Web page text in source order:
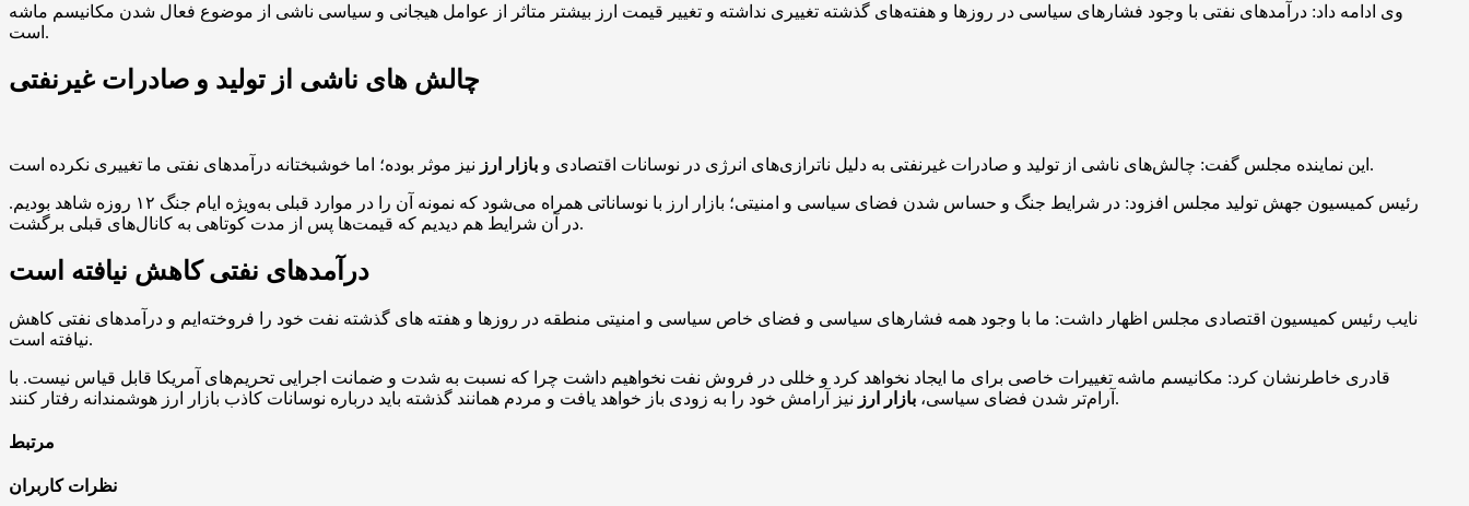
وی ادامه داد: درآمدهای نفتی با وجود فشارهای سیاسی در روزها و هفته‌های گذشته تغییری نداشته و تغییر قیمت ارز بیشتر متاثر از عوامل هیجانی و سیاسی ناشی از موضوع فعال شدن مکانیسم ماشه
است.
این نماینده مجلس گفت: چالش‌های ناشی از تولید و صادرات غیرنفتی به دلیل ناترازی‌های انرژی در نوسانات اقتصادی و بازار ارز نیز موثر بوده؛ اما خوشبختانه درآمدهای نفتی ما تغییری نکرده است.
رئیس کمیسیون جهش تولید مجلس افزود: در شرایط جنگ و حساس شدن فضای سیاسی و امنیتی؛ بازار ارز با نوساناتی همراه می‌شود که نمونه آن را در موارد قبلی به‌ویژه ایام جنگ ۱۲ روزه شاهد بودیم.
در آن شرایط هم دیدیم که قیمت‌ها پس از مدت کوتاهی به کانال‌های قبلی برگشت.
درآمدهای نفتی کاهش نیافته است
نایب رئیس کمیسیون اقتصادی مجلس اظهار داشت: ما با وجود همه فشارهای سیاسی و فضای خاص سیاسی و امنیتی منطقه در روزها و هفته های گذشته نفت خود را فروخته‌ایم و درآمدهای نفتی کاهش
نیافته است.
قادری خاطرنشان کرد: مکانیسم ماشه تغییرات خاصی برای ما ایجاد نخواهد کرد و خللی در فروش نفت نخواهیم داشت چرا که نسبت به شدت و ضمانت اجرایی تحریم‌های آمریکا قابل قیاس نیست. با
آرام‌تر شدن فضای سیاسی، بازار ارز نیز آرامش خود را به زودی باز خواهد یافت و مردم همانند گذشته باید درباره نوسانات کاذب بازار ارز هوشمندانه رفتار کنند.
مرتبط
نظرات کاربران